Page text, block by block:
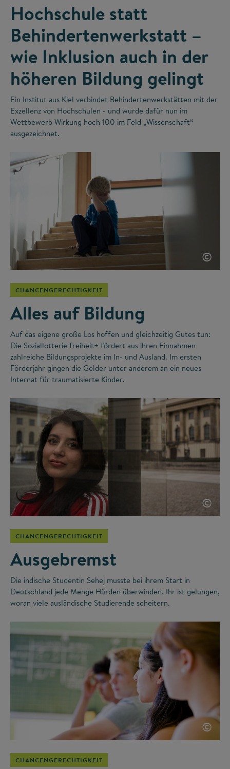
Hochschule statt
Behindertenwerkstatt –
wie Inklusion auch in der
höheren Bildung gelingt
Ein Institut aus Kiel verbindet Behindertenwerkstätten mit der
Exzellenz von Hochschulen - und wurde dafür nun im
Wettbewerb Wirkung hoch 100 im Feld „Wissenschaft“
ausgezeichnet.
©
CHANCENGERECHTIGKEIT
Alles auf Bildung
Auf das eigene große Los hoffen und gleichzeitig Gutes tun:
Die Soziallotterie freiheit+ fördert aus ihren Einnahmen
zahlreiche Bildungsprojekte im In- und Ausland. Im ersten
Förderjahr gingen die Gelder unter anderem an ein neues
Internat für traumatisierte Kinder.
©
CHANCENGERECHTIGKEIT
Ausgebremst
Die indische Studentin Sehej musste bei ihrem Start in
Deutschland jede Menge Hürden überwinden. Ihr ist gelungen,
woran viele ausländische Studierende scheitern.
©
CHANCENGERECHTIGKEIT